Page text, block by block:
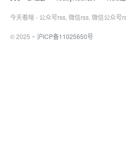
今天看啥 - 公众号rss, 微信rss, 微信公众号
© 2025 ~ 沪ICP备11025650号